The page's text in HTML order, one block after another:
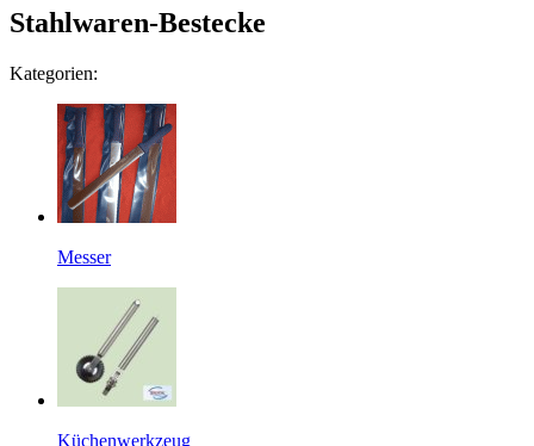
Stahlwaren-Bestecke
Kategorien:
Messer
Küchenwerkzeug